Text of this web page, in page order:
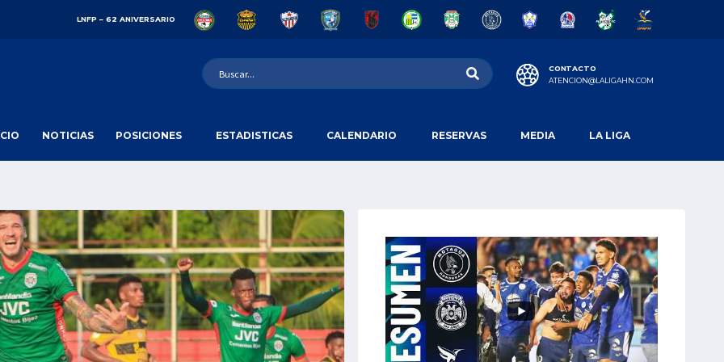
LNFP – 62 ANIVERSARIO
CONTACTO
ATENCION@LALIGAHN.COM
NOTICIAS POSICIONES ESTADISTICAS CALENDARIO RESERVAS MEDIA LA LIGA